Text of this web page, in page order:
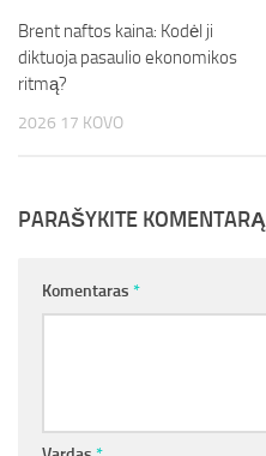
Brent naftos kaina: Kodėl ji
diktuoja pasaulio ekonomikos
ritmą?
2026 17 KOVO
PARAŠYKITE KOMENTARĄ
Komentaras *